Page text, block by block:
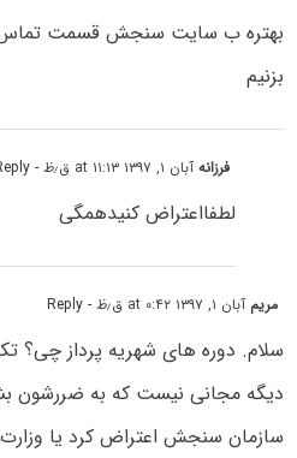
بهتره ب سایت سنجش قسمت تماس
بزنیم
فرزانهآبان ۱, ۱۳۹۷ at ۱۱:۱۳ ق٫ظ - Reply
لطفااعتراض کنیدهمگی
مریم آبان ۱, ۱۳۹۷ at ۰:۴۲ ق٫ظ - Reply
سلام. دوره های شهریه پرداز چی؟
دیگه مجانی نیست که به ضررشون
سازمان سنجش اعتراض کرد یا